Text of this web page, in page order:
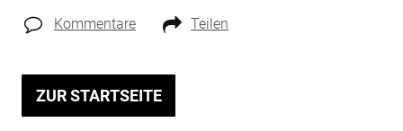
Kommentare Teilen
ZUR STARTSEITE